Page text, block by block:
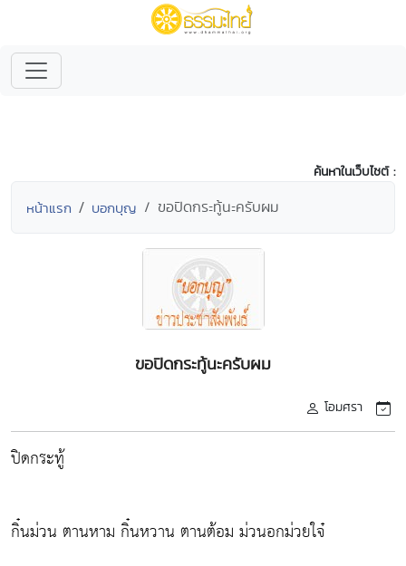
ค้นหาในเว็บไซต์ :
หน้าแรก บอกบุญ ขอปิดกระทู้นะครับผม
ขอปิดกระทู้นะครับผม
โอมศรา
ปิดกระทู้
กิ๋นม่วน ตานหาม กิ๋นหวาน ตานต้อม ม่วนอกม่วยใจ๋